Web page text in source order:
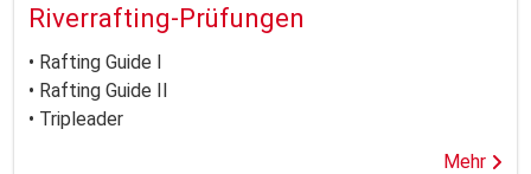
Riverrafting-Prüfungen
• Rafting Guide I
• Rafting Guide II
• Tripleader
Mehr